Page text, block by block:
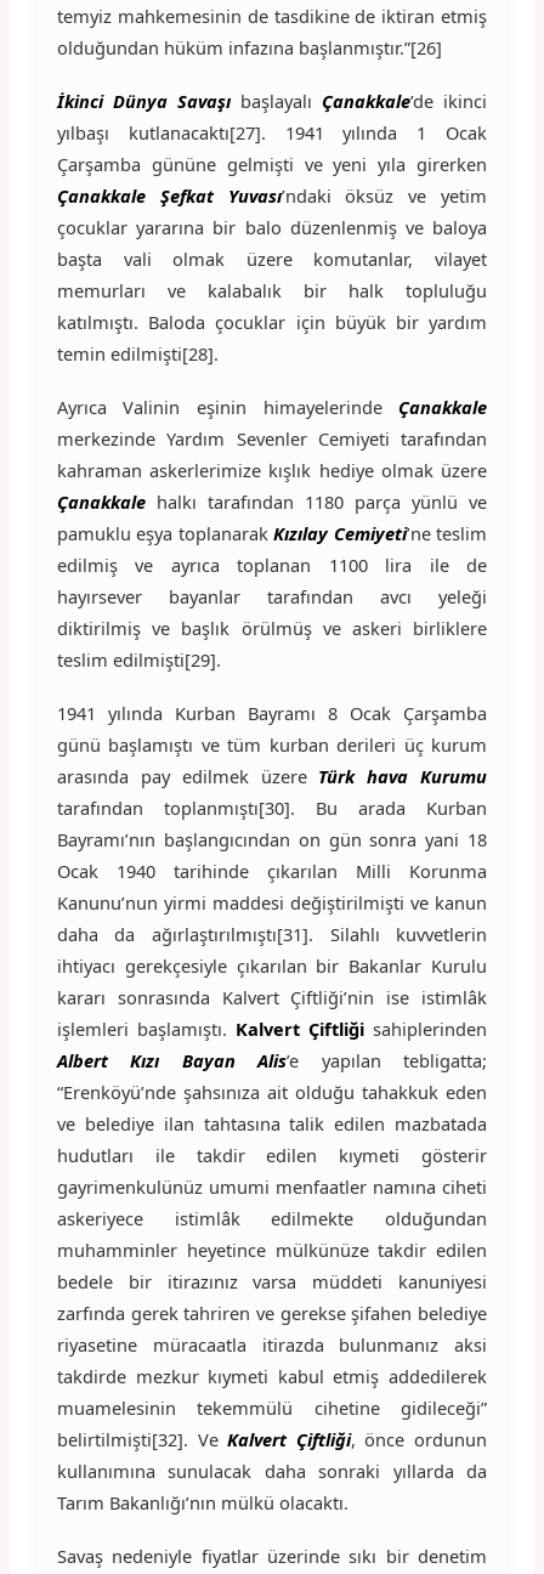
temyiz mahkemesinin de tasdikine de iktiran etmiş
olduğundan hüküm infazına başlanmıştır.”[26]
İkinci Dünya Savaşıbaşlayalı Çanakkale’de ikinci
yılbaşı kutlanacaktı[27]. 1941 yılında 1 Ocak
Çarşamba gününe gelmişti ve yeni yıla girerken
Çanakkale Şefkat Yuvası’ndaki öksüz ve yetim
çocuklar yararına bir balo düzenlenmiş ve baloya
başta vali olmak üzere komutanlar, vilayet
memurları ve kalabalık bir halk topluluğu
katılmıştı. Baloda çocuklar için büyük bir yardım
temin edilmişti[28].
Ayrıca Valinin eşinin himayelerinde Çanakkale
merkezinde Yardım Sevenler Cemiyeti tarafından
kahraman askerlerimize kışlık hediye olmak üzere
Çanakkale halkı tarafından 1180 parça yünlü ve
pamuklu eşya toplanarakKızılay Cemiyeti’ne teslim
edilmiş ve ayrıca toplanan 1100 lira ile de
hayırsever bayanlar tarafından avcı yeleği
diktirilmiş ve başlık örülmüş ve askeri birliklere
teslim edilmişti[29].
1941 yılında Kurban Bayramı 8 Ocak Çarşamba
günü başlamıştı ve tüm kurban derileri üç kurum
arasında pay edilmek üzere Türk hava Kurumu
tarafından toplanmıştı[30]. Bu arada Kurban
Bayramı’nın başlangıcından on gün sonra yani 18
Ocak 1940 tarihinde çıkarılan Milli Korunma
Kanunu’nun yirmi maddesi değiştirilmişti ve kanun
daha da ağırlaştırılmıştı[31]. Silahlı kuvvetlerin
ihtiyacı gerekçesiyle çıkarılan bir Bakanlar Kurulu
kararı sonrasında Kalvert Çiftliği’nin ise istimlâk
işlemleri başlamıştı. Kalvert Çiftliği sahiplerinden
Albert Kızı Bayan Alis’e yapılan tebligatta;
“Erenköyü’nde şahsınıza ait olduğu tahakkuk eden
ve belediye ilan tahtasına talik edilen mazbatada
hudutları ile takdir edilen kıymeti gösterir
gayrimenkulünüz umumi menfaatler namına ciheti
askeriyece istimlâk edilmekte olduğundan
muhamminler heyetince mülkünüze takdir edilen
bedele bir itirazınız varsa müddeti kanuniyesi
zarfında gerek tahriren ve gerekse şifahen belediye
riyasetine müracaatla itirazda bulunmanız aksi
takdirde mezkur kıymeti kabul etmiş addedilerek
muamelesinin tekemmülü cihetine gidileceği”
belirtilmişti[32]. VeKalvert Çiftliği, önce ordunun
kullanımına sunulacak daha sonraki yıllarda da
Tarım Bakanlığı’nın mülkü olacaktı.
Savaş nedeniyle fiyatlar üzerinde sıkı bir denetim